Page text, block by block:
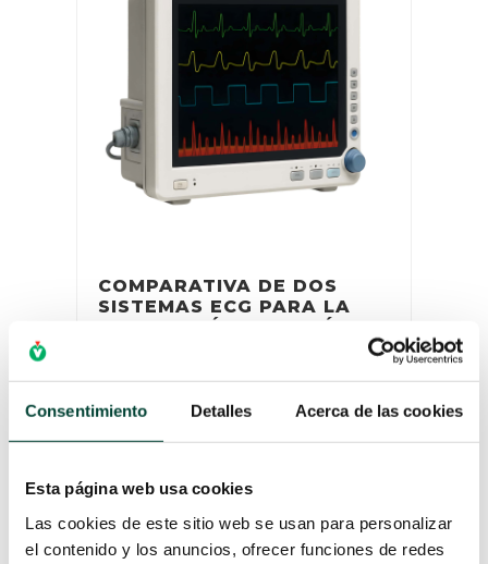
Consentimiento Detalles Acerca de las cookies
Esta página web usa cookies
Las cookies de este sitio web se usan para personalizar
el contenido y los anuncios, ofrecer funciones de redes
COMPARATIVA DE DOS
SISTEMAS ECG PARA LA
Pilot TLS y Sherlock 3CG son dos
monitores diseñados
técnica del electrocardiograma
intracavitario (ECG-IC) para la
colocación de catéteres PICC.